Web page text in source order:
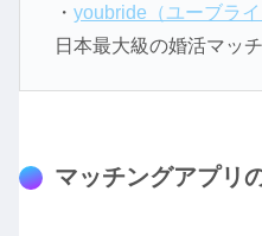
・ youbride（ユーブライ
日本最大級の婚活マッ
マッチングアプリ